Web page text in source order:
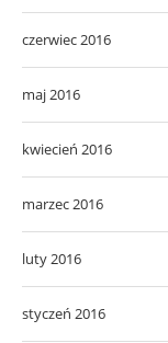
czerwiec 2016
maj 2016
kwiecień 2016
marzec 2016
luty 2016
styczeń 2016